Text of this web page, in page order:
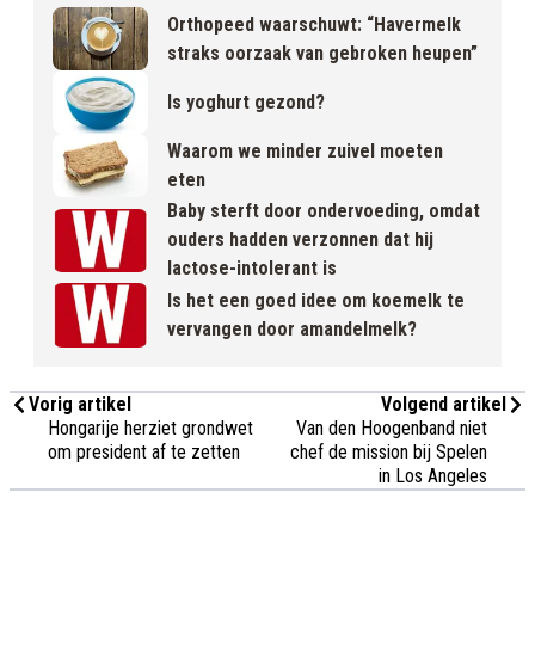
Orthopeed waarschuwt: “Havermelk
straks oorzaak van gebroken heupen”
Is yoghurt gezond?
Waarom we minder zuivel moeten
eten
Baby sterft door ondervoeding, omdat
ouders hadden verzonnen dat hij
lactose-intolerant is
Is het een goed idee om koemelk te
vervangen door amandelmelk?
Vorig artikel
Hongarije herziet grondwet
om president af te zetten
Volgend artikel
Van den Hoogenband niet
chef de mission bij Spelen
in Los Angeles